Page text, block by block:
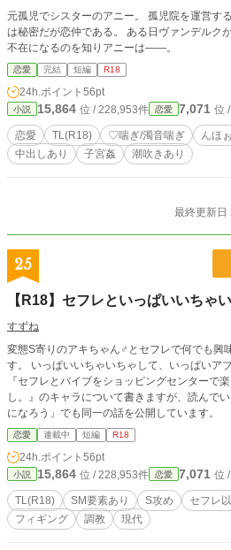
元孤児でシスターのアニー。 孤児院を運営す
は秘密だが恋仲である。 ある日ヴァンデルク
不在になるのを知りアニーは――。
恋愛 完結 短編 R18
24h.ポイント 56pt
小説 15,864 位 / 228,953件 恋愛 7,071 位
恋愛 TL(R18) ♡喘ぎ/濁音喘ぎ んほ
中出しあり
子宮姦 潮吹きあり
最終更新日
25
【R18】セフレといっぱいいちゃ
すずね
変態S寄りのアキちゃん♂とセフレで何でも興
す。 いっぱいいちゃいちゃして、いっぱいア
『セフレとバイブをショッピングセンターで
し。』のキャラについて書きますが、読んでいなく
になろう」でも同一の話を公開しています。
恋愛 連載中 短編 R18
24h.ポイント 56pt
小説 15,864 位 / 228,953件 恋愛 7,071 位
TL(R18) SM要素あり S攻め セフレ
フィギング
調教 現代